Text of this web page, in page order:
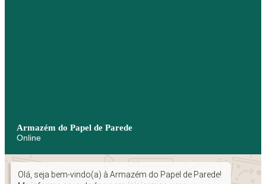
Armazém do Papel de Parede
Online
Olá, seja bem-vindo(a) à Armazém do Papel de Parede!